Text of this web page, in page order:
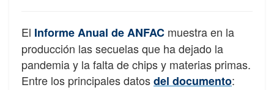
El Informe Anual de ANFAC muestra en la
producción las secuelas que ha dejado la
pandemia y la falta de chips y materias primas.
Entre los principales datosdel documento: